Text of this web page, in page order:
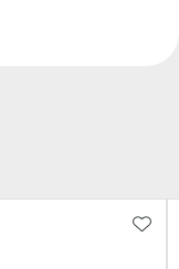
FAVORITOS